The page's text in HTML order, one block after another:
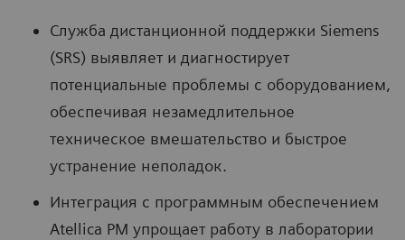
Служба дистанционной поддержки Siemens
(SRS) выявляет и диагностирует
потенциальные проблемы с оборудованием,
обеспечивая незамедлительное
техническое вмешательство и быстрое
устранение неполадок.
Интеграция с программным обеспечением
Atellica PM упрощает работу в лаборатории